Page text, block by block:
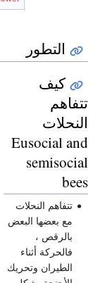
التطور
كيف
تتفاهم
النحلات
Eusocial and
semisocial
bees
تتفاهم النحلات
مع بعضها البعض
بالرقص ،
فالحركة أثناء
الطيران وتحريك